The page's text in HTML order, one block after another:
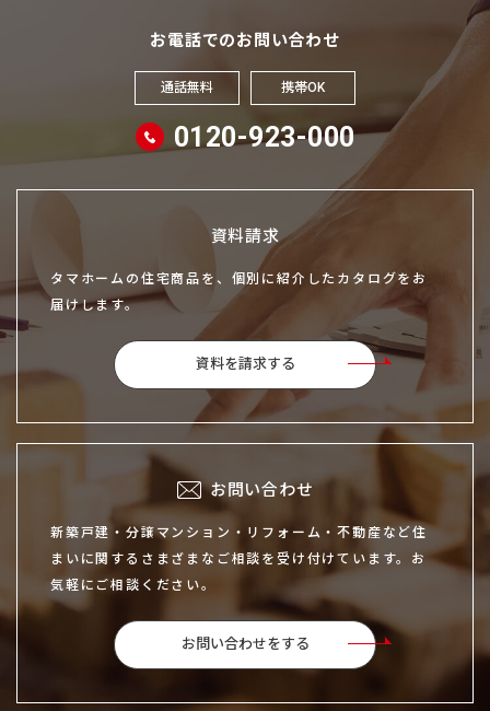
お電話でのお問い合わせ
通話無料 携帯OK
0120-923-000
資料請求
タマホームの住宅商品を、個別に紹介したカタログをお
届けします。
資料を請求する
お問い合わせ
新築戸建・分譲マンション・リフォーム・不動産など住
まいに関するさまざまなご相談を受け付けています。お
気軽にご相談ください。
お問い合わせをする